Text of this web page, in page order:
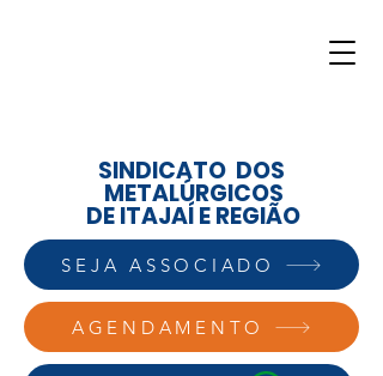
AGENDAMENTO
SINDICATO DOS
METALÚRGICOS
DE ITAJAÍ E REGIÃO
SEJA ASSOCIADO